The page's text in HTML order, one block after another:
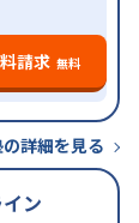
請求 無料
詳細を見る
ン